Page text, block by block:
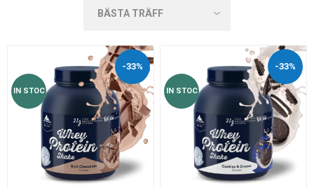
-33%
IN STOC
-33%
IN STOC